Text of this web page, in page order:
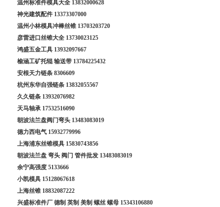
温州标准件模具大全 13832000628
神光建筑配件 13373307000
温州小林模具冲棒丝锥 13703203720
彦雷进口丝锥大全 13730023125
鸿盛五金工具 13932097667
榆涵工矿托辊 输送带 13784225432
安根天力链条 8306609
杭州东华自强链条 13832055567
久久链条 13932076982
天马轴承 17532516090
朝波法兰盘阀门弯头 13483083019
德力西电气 15932779996
上海浦东丝锥模具 15830743856
朝波法兰盘 弯头 阀门 管件批发 13483083019
余宁高强度 5133666
小凯模具 15128067618
上海丝锥 18832087222
兴盛标准件厂 德制 英制 美制 螺丝 螺母 15343106880